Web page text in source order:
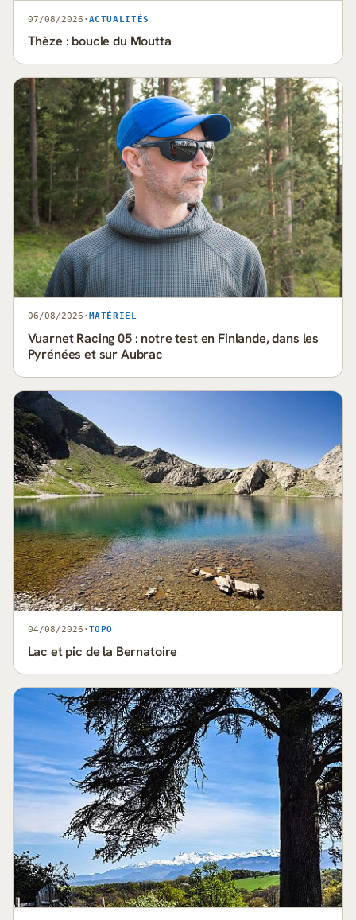
07/08/2026 · ACTUALITÉS
Thèze : boucle du Moutta
06/08/2026 · MATÉRIEL
Vuarnet Racing 05 : notre test en Finlande, dans les
Pyrénées et sur Aubrac
04/08/2026 · TOPO
Lac et pic de la Bernatoire